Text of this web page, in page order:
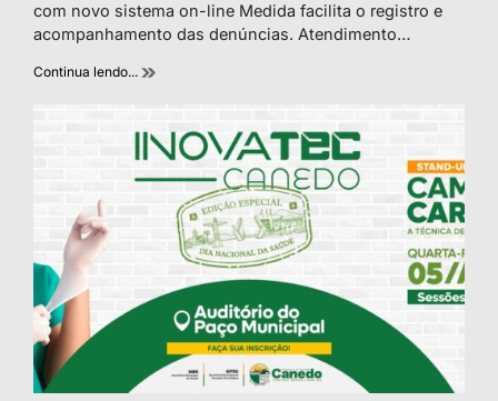
com novo sistema on-line Medida facilita o registro e
acompanhamento das denúncias. Atendimento…
Continua lendo...